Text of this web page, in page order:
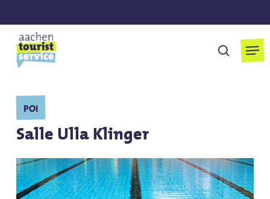
to
main
content
POI
Salle Ulla Klinger